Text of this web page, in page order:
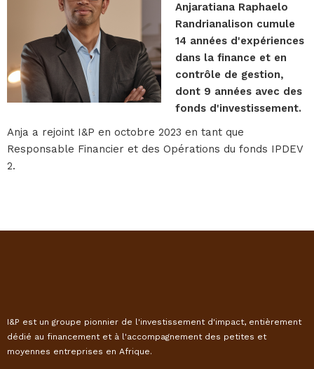
Anjaratiana Raphaelo
Randrianalison cumule
14 années d'expériences
dans la finance et en
contrôle de gestion,
dont 9 années avec des
fonds d'investissement.
Anja a rejoint I&P en octobre 2023 en tant que
Responsable Financier et des Opérations du fonds IPDEV
2.
I&P est un groupe pionnier de l'investissement d'impact, entièrement
dédié au financement et à l'accompagnement des petites et
moyennes entreprises en Afrique.